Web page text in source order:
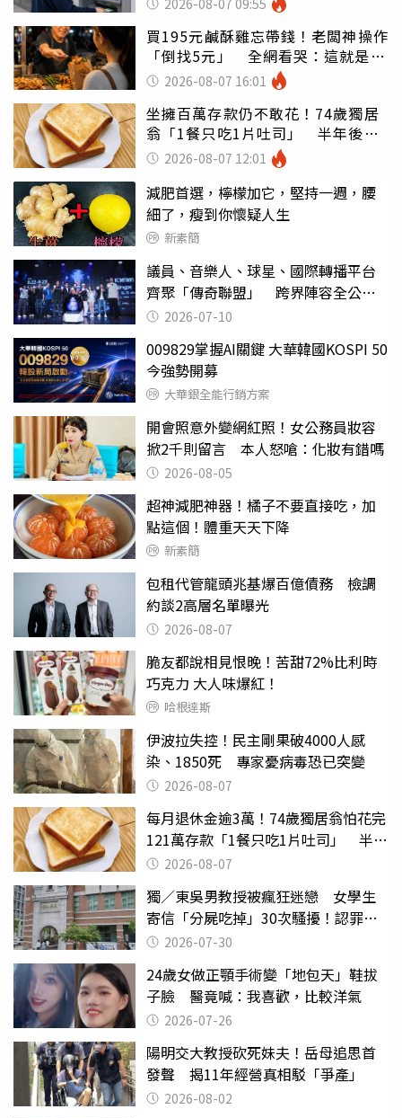
買195元鹹酥雞忘帶錢！老闆神操作
「倒找5元」 全網看哭：這就是台
灣 2026-08-07 16:01
坐擁百萬存款仍不敢花！74歲獨居
翁「1餐只吃1片吐司」 半年後暴
瘦嚇壞女兒
2026-08-07 12:01
減肥首選，檸檬加它，堅持一週，腰
細了，瘦到你懷疑人生
新素簡
議員、音樂人、球星、國際轉播平台
齊聚「傳奇聯盟」 跨界陣容全公
開 劍指亞洲新傳奇聯賽
2026-07-10
009829掌握AI關鍵 大華韓國KOSPI 50
今強勢開募
大華銀全能行銷方案
開會照意外變網紅照！女公務員妝容
掀2千則留言 本人怒嗆：化妝有錯嗎
2026-08-05
超神減肥神器！橘子不要直接吃，加
點這個！體重天天下降
新素簡
包租代管龍頭兆基爆百億債務 檢調
約談2高層名單曝光
2026-08-07
脆友都說相見恨晚！苦甜72%比利時
巧克力 大人味爆紅！
哈根達斯
伊波拉失控！民主剛果破4000人感
染、1850死 專家憂病毒恐已突變
2026-08-07
每月退休金逾3萬！74歲獨居翁怕花完
121萬存款「1餐只吃1片吐司」 半年
後暴瘦嚇壞女兒
2026-08-07
獨／東吳男教授被瘋狂迷戀 女學生
寄信「分屍吃掉」30次騷擾！認罪免
關 2026-07-30
24歲女做正顎手術變「地包天」鞋拔
子臉 醫竟喊：我喜歡，比較洋氣
2026-07-26
陽明交大教授砍死妹夫！岳母追思首
發聲 揭11年經營真相駁「爭產」
2026-08-02